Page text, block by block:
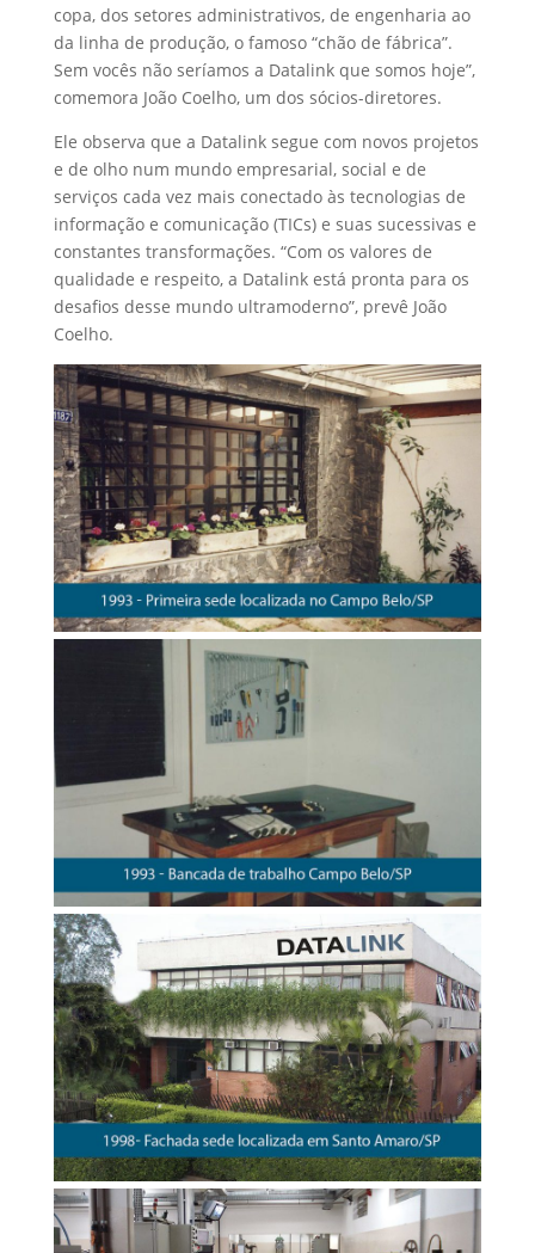
copa, dos setores administrativos, de engenharia ao
da linha de produção, o famoso “chão de fábrica”.
Sem vocês não seríamos a Datalink que somos hoje”,
comemora João Coelho, um dos sócios-diretores.
Ele observa que a Datalink segue com novos projetos
e de olho num mundo empresarial, social e de
serviços cada vez mais conectado às tecnologias de
informação e comunicação (TICs) e suas sucessivas e
constantes transformações. “Com os valores de
qualidade e respeito, a Datalink está pronta para os
desafios desse mundo ultramoderno”, prevê João
Coelho.